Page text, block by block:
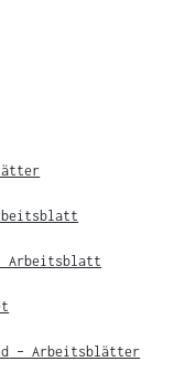
Arbeitsblatt
– Arbeitsblätter